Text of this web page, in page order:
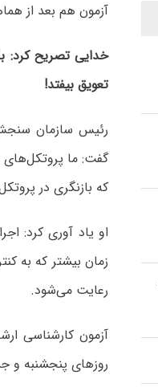
آزمون هم بعد از
خدایی تصریح کرد:
تعویق بیفتد!
رئیس سازمان
گفت: ما پروتکل‌های
که بازنگری در
او یاد آوری کرد:
زمان بیشتر که به
رعایت می‌شود.
روز‌های پنجشنبه و جمعه ۲۲ و ۲۳ خرداد ۹۹